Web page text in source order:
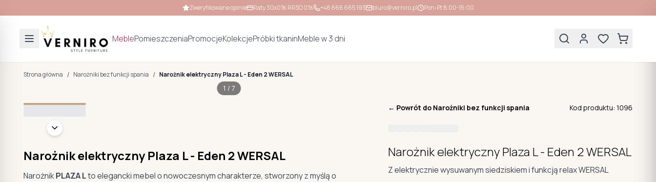
Zweryfikowane opinie Raty 30x0% RRSO 0% +48 666 665 193 biuro@verniro.pl Pon-Pt 8:00-16:00
MeblePomieszczeniaPromocjeKolekcjePróbki tkaninMeble w 3 dni
Strona główna / Narożniki bez funkcji spania / Narożnik elektryczny Plaza L - Eden 2 WERSAL
1 / 7
Narożnik elektryczny Plaza L - Eden 2 WERSAL
NarożnikPLAZA Lto elegancki mebel o nowoczesnym charakterze, stworzony z myślą o
← Powrót do Narożniki bez funkcji spania Kod produktu: 1096
Narożnik elektryczny Plaza L - Eden 2 WERSAL
Z elektrycznie wysuwanym siedziskiem i funkcją relax WERSAL